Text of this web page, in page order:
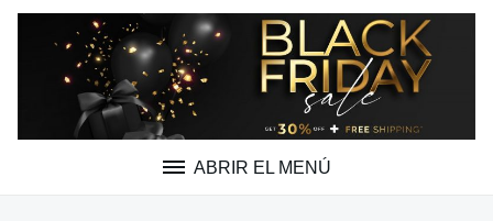
Saltar
ABRIR EL MENÚ